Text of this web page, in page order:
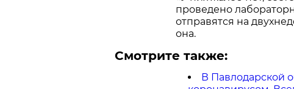
проведено
отправятся на
она.
Смотрите также:
В Павлодарской